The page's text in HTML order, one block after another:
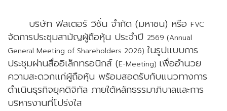
บริษัท ฟิลเตอร์ วิชั่น จำกัด (มหาชน) หรือ FVC
จัดการประชุมสามัญผู้ถือหุ้น ประจำปี 2569 (Annual
General Meeting of Shareholders 2026) ในรูปแบบการ
ประชุมผ่านสื่ออิเล็กทรอนิกส์ (E-Meeting) เพื่ออำนวย
ความสะดวกแก่ผู้ถือหุ้น พร้อมสอดรับกับแนวทางการ
ดำเนินธุรกิจยุคดิจิทัล ภายใต้หลักธรรมาภิบาลและการ
บริหารงานที่โปร่งใส